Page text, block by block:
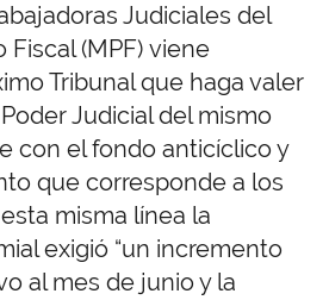
Judiciales del
(MPF) viene
Tribunal que haga valer
Judicial del mismo
con el fondo anticíclico y
que corresponde a los
misma línea la
exigió “un incremento
al mes de junio y la